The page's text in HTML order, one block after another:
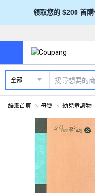
領取您的 $200 首
全部
酷澎首頁 母嬰 幼兒童讀物